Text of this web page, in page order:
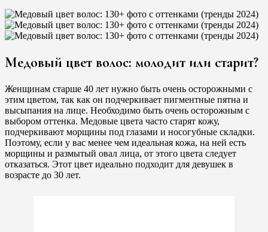
Медовый цвет волос: молодит или старит?
Женщинам старше 40 лет нужно быть очень осторожными с
этим цветом, так как он подчеркивает пигментные пятна и
высыпания на лице. Необходимо быть очень осторожным с
выбором оттенка. Медовые цвета часто старят кожу,
подчеркивают морщины под глазами и носогубные складки.
Поэтому, если у вас менее чем идеальная кожа, на ней есть
морщины и размытый овал лица, от этого цвета следует
отказаться. Этот цвет идеально подходит для девушек в
возрасте до 30 лет.